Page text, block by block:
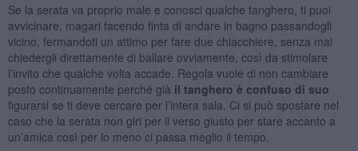
Se la serata va proprio male e conosci qualche tanghero, ti puoi
avvicinare, magari facendo finta di andare in bagno passandogli
vicino, fermandoti un attimo per fare due chiacchiere, senza mai
chiedergli direttamente di ballare ovviamente, così da stimolare
l’invito che qualche volta accade. Regola vuole di non cambiare
posto continuamente perché già il tanghero è confuso di suo
figurarsi se ti deve cercare per l’intera sala. Ci si può spostare nel
caso che la serata non giri per il verso giusto per stare accanto a
un’amica così per lo meno ci passa meglio il tempo.